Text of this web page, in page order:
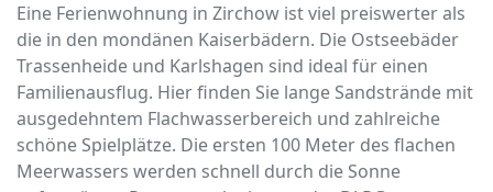
Eine Ferienwohnung in Zirchow ist viel preiswerter als
die in den mondänen Kaiserbädern. Die Ostseebäder
Trassenheide und Karlshagen sind ideal für einen
Familienausflug. Hier finden Sie lange Sandstrände mit
ausgedehntem Flachwasserbereich und zahlreiche
schöne Spielplätze. Die ersten 100 Meter des flachen
Meerwassers werden schnell durch die Sonne